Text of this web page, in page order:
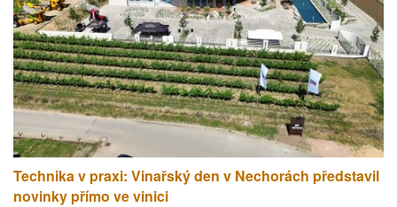
Technika v praxi: Vinařský den v Nechorách představil
novinky přímo ve vinici